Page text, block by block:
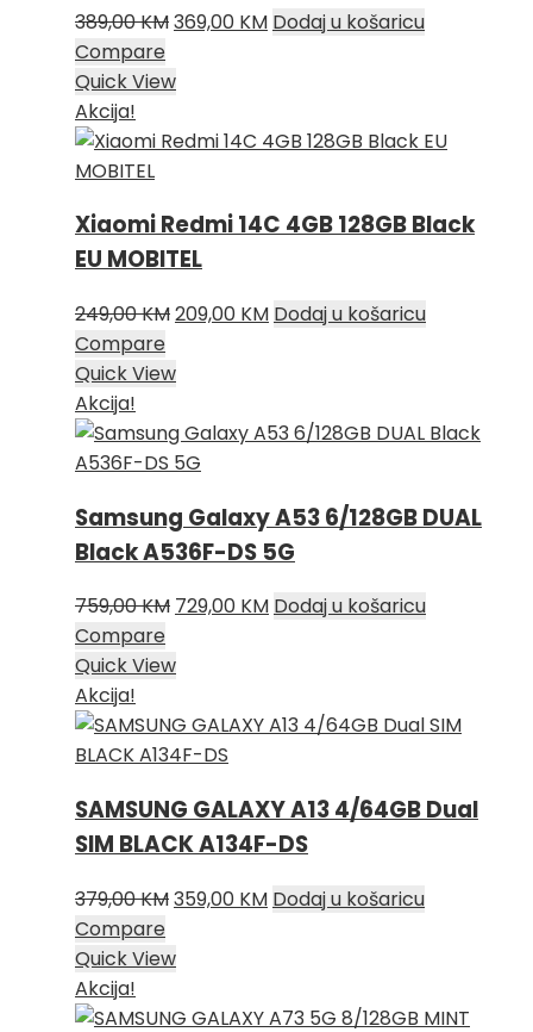
389,00KMIzvorna
bila
389,00 KM.
369,00 KMTrenutna
Dodaj u košaricu
Compare
Quick View
Akcija!
Xiaomi Redmi 14C 4GB 128GB Black
EU MOBITEL
249,00KMIzvorna
bila
249,00 KM.
209,00 KMTrenutna
Dodaj u košaricu
Compare
Quick View
Akcija!
Samsung Galaxy A53 6/128GB DUAL
Black A536F-DS 5G
759,00KM Izvorna
bila
759,00 KM.
729,00 KMTrenutna
Dodaj u košaricu
Compare
Quick View
Akcija!
SAMSUNG GALAXY A13 4/64GB Dual
SIM BLACK A134F-DS
379,00KMIzvorna
bila
379,00 KM.
359,00 KMTrenutna
Dodaj u košaricu
Compare
Quick View
Akcija!